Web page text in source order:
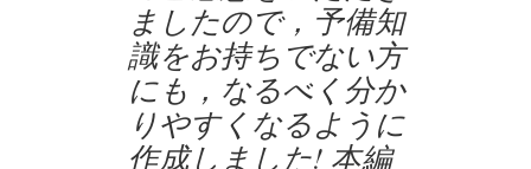
ましたので，予備知
識をお持ちでない方
にも，なるべく分か
りやすくなるように
作成しました! 本編